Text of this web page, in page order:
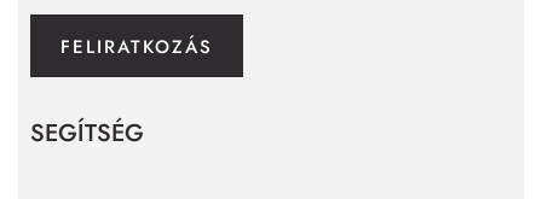
SEGÍTSÉG
FELIRATKOZÁS